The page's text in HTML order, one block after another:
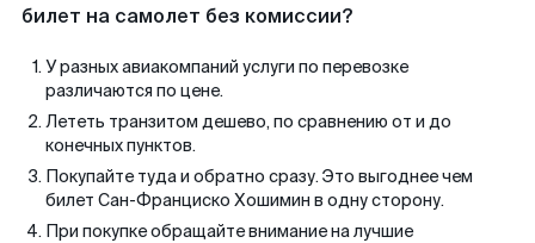
билет на самолет без комиссии?
У разных авиакомпаний услуги по перевозке
различаются по цене.
Лететь транзитом дешево, по сравнению от и до
конечных пунктов.
Покупайте туда и обратно сразу. Это выгоднее чем
билет Сан-Франциско Хошимин в одну сторону.
При покупке обращайте внимание на лучшие